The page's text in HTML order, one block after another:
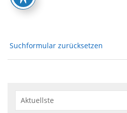
Suchformular zurücksetzen